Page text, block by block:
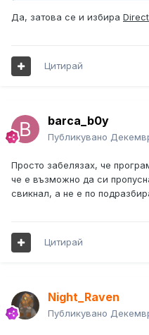
Да, затова се и избира
Цитирай
barca_b0y
Публикувано
Просто забелязах, че
че е възможно да си
свикнал, а не е по
Цитирай
Night_Raven
Публикувано